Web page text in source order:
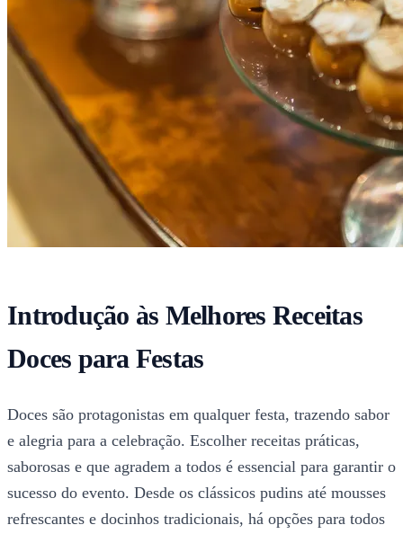
Introdução às Melhores Receitas
Doces para Festas
Doces são protagonistas em qualquer festa, trazendo sabor
e alegria para a celebração. Escolher receitas práticas,
saborosas e que agradem a todos é essencial para garantir o
sucesso do evento. Desde os clássicos pudins até mousses
refrescantes e docinhos tradicionais, há opções para todos